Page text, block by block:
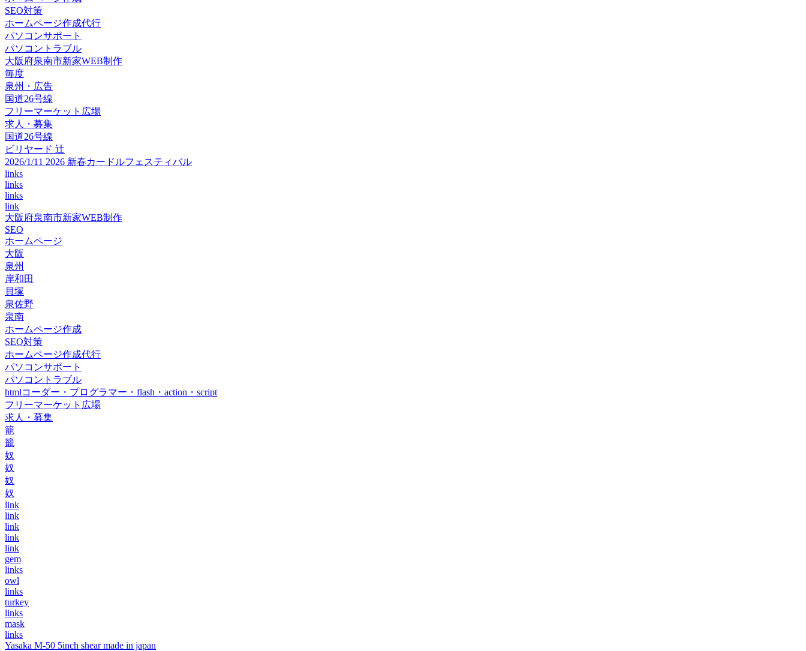
SEO対策
ホームページ作成代行
パソコンサポート
パソコントラブル
大阪府泉南市新家WEB制作
毎度
泉州・広告
国道26号線
フリーマーケット広場
求人・募集
国道26号線
ビリヤード 辻
2026/1/11 2026 新春カードルフェスティバル
links
links
links
link
大阪府泉南市新家WEB制作
SEO
ホームページ
大阪
泉州
岸和田
貝塚
泉佐野
泉南
ホームページ作成
SEO対策
ホームページ作成代行
パソコンサポート
パソコントラブル
htmlコーダー・プログラマー・flash・action・script
フリーマーケット広場
求人・募集
籠
籠
奴
奴
奴
奴
link
link
link
link
link
gem
links
owl
links
turkey
links
mask
links
Yasaka M-50 5inch shear made in japan